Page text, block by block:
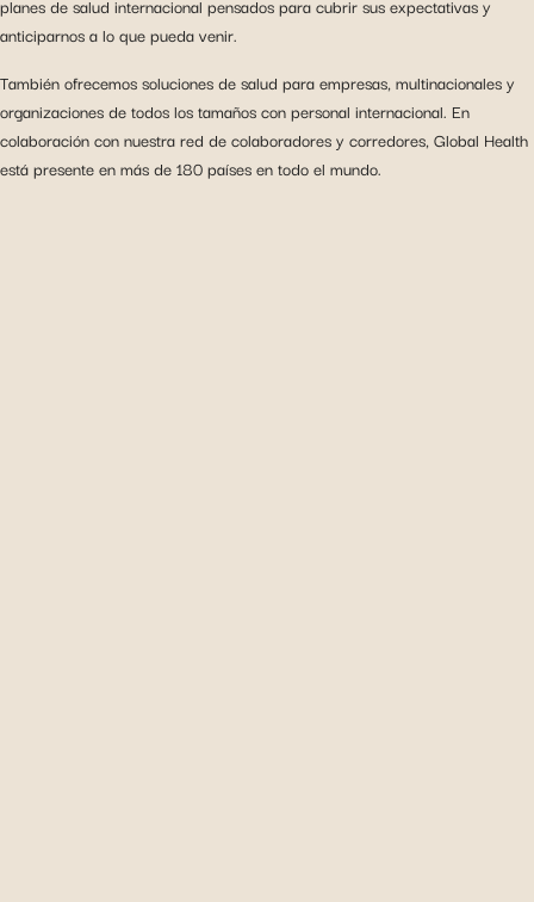
planes de salud internacional pensados para cubrir sus expectativas y
anticiparnos a lo que pueda venir.
También ofrecemos soluciones de salud para empresas, multinacionales y
organizaciones de todos los tamaños con personal internacional. En
colaboración con nuestra red de colaboradores y corredores, Global Health
está presente en más de 180 países en todo el mundo.